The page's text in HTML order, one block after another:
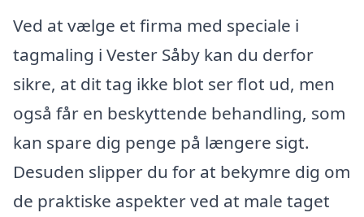
Ved at vælge et firma med speciale i
tagmaling i Vester Såby kan du derfor
sikre, at dit tag ikke blot ser flot ud, men
også får en beskyttende behandling, som
kan spare dig penge på længere sigt.
Desuden slipper du for at bekymre dig om
de praktiske aspekter ved at male taget